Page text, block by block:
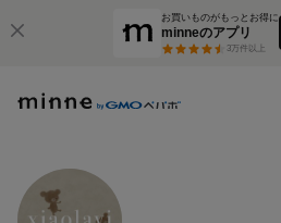
お買いものがもっとお得に
minneのアプリ
3万件以上